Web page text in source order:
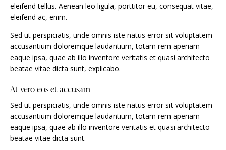
eleifend tellus. Aenean leo ligula, porttitor eu, consequat vitae,
eleifend ac, enim.
Sed ut perspiciatis, unde omnis iste natus error sit voluptatem
accusantium doloremque laudantium, totam rem aperiam
eaque ipsa, quae ab illo inventore veritatis et quasi architecto
beatae vitae dicta sunt, explicabo.
At vero eos et accusam
Sed ut perspiciatis, unde omnis iste natus error sit voluptatem
accusantium doloremque laudantium, totam rem aperiam
eaque ipsa, quae ab illo inventore veritatis et quasi architecto
beatae vitae dicta sunt.